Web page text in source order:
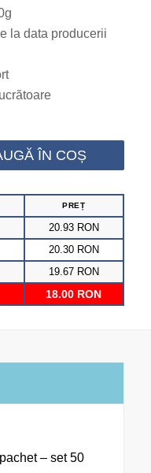
la data producerii
ÎN COȘ
PREȚ
20.93 RON
20.30 RON
19.67 RON
18.00 RON